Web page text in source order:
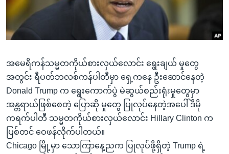
စာမျက်နှာ
ကျော်
ရန်
ရှာဖွေ
ရန်
နေရာ
သို့
ကျော်
ရန်
ဗွီအိုအေ လူမှုကွန်ယက်များ
ဘာသာစကားများ
အမေရိကန်သမ္မတကိုယ်စားလှယ်လောင်း ရွေးချယ် မှုတွေ
အတွင်း ရီပတ်ဘလစ်ကန်ပါတီမှာ ရှေ့ကနေ ဦးဆောင်နေတဲ့
Donald Trump က ရွေးကောက်ပွဲ မဲဆွယ်စည်းရုံးမှုတွေမှာ
အန္တရာယ်ဖြစ်စေတဲ့ ပြောဆို မှုတွေ ပြုလုပ်နေတဲ့အပေါ် ဒီမို
ကရက်ပါတီ သမ္မတကိုယ်စားလှယ်လောင်း Hillary Clinton က
ပြစ်တင် ဝေဖန်လိုက်ပါတယ်။
Chicago မြို့မှာ သောကြာနေ့ညက ပြုလုပ်ဖို့ရှိတဲ့ Trump ရဲ့